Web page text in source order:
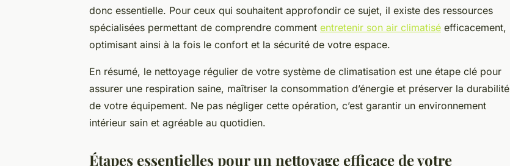
donc essentielle. Pour ceux qui souhaitent approfondir ce sujet, il existe des ressources
spécialisées permettant de comprendre comment entretenir son air climatisé efficacement,
optimisant ainsi à la fois le confort et la sécurité de votre espace.
En résumé, le nettoyage régulier de votre système de climatisation est une étape clé pour
assurer une respiration saine, maîtriser la consommation d’énergie et préserver la durabilité
de votre équipement. Ne pas négliger cette opération, c’est garantir un environnement
intérieur sain et agréable au quotidien.
Étapes essentielles pour un nettoyage efficace de votre